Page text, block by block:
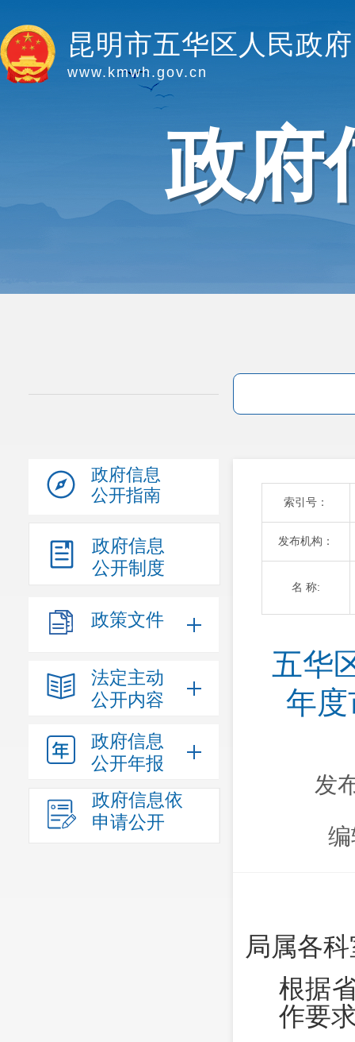
昆明市五华区人民政府
www.kmwh.gov.cn
政府
政府信息
公开指南
政府信息
公开制度
政策文件
法定主动
公开内容
政府信息
公开年报
政府信息依
申请公开
索引号：
发布机构：
名 称:
五华
年度
发
局属各
根据
作要